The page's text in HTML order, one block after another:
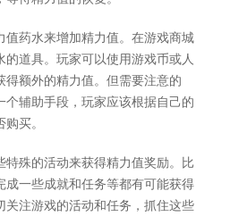
值药水来增加精力值。在游戏商城
道具。玩家可以使用游戏币或人
得额外的精力值。但需要注意的
个辅助手段，玩家应该根据自己的
买。
特殊的活动来获得精力值奖励。比
成一些成就和任务等都有可能获得
关注游戏的活动和任务，抓住这些